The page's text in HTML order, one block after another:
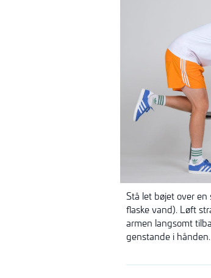
Stå let bøjet over
flaske vand). Løft
armen langsomt
genstande i hånden.